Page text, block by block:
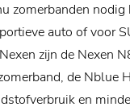
zomerbanden nodig
auto of voor
zijn de Nexen
de Nblue
en